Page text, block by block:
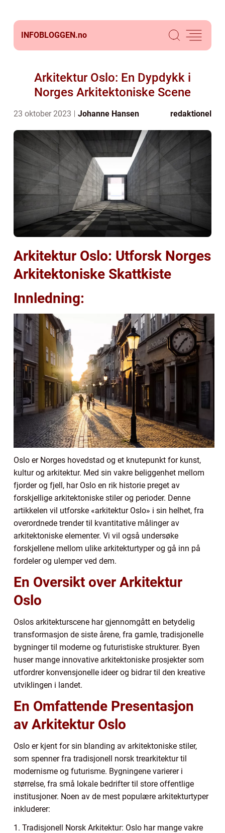
INFOBLOGGEN.no
Arkitektur Oslo: En Dypdykk i
Norges Arkitektoniske Scene
23 oktober 2023 Johanne Hansen redaktionel
Arkitektur Oslo: Utforsk Norges
Arkitektoniske Skattkiste
Innledning:
Oslo er Norges hovedstad og et knutepunkt for kunst,
kultur og arkitektur. Med sin vakre beliggenhet mellom
fjorder og fjell, har Oslo en rik historie preget av
forskjellige arkitektoniske stiler og perioder. Denne
artikkelen vil utforske «arkitektur Oslo» i sin helhet, fra
overordnede trender til kvantitative målinger av
arkitektoniske elementer. Vi vil også undersøke
forskjellene mellom ulike arkitekturtyper og gå inn på
fordeler og ulemper ved dem.
En Oversikt over Arkitektur
Oslo
Oslos arkitekturscene har gjennomgått en betydelig
transformasjon de siste årene, fra gamle, tradisjonelle
bygninger til moderne og futuristiske strukturer. Byen
huser mange innovative arkitektoniske prosjekter som
utfordrer konvensjonelle ideer og bidrar til den kreative
utviklingen i landet.
En Omfattende Presentasjon
av Arkitektur Oslo
Oslo er kjent for sin blanding av arkitektoniske stiler,
som spenner fra tradisjonell norsk trearkitektur til
modernisme og futurisme. Bygningene varierer i
størrelse, fra små lokale bedrifter til store offentlige
institusjoner. Noen av de mest populære arkitekturtyper
inkluderer:
1. Tradisjonell Norsk Arkitektur: Oslo har mange vakre